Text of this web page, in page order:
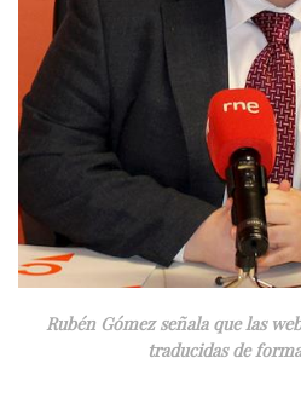
Rubén Gómez señala que las
traducidas de